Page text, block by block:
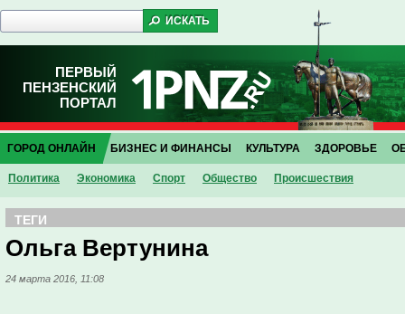
ПЕРВЫЙ
ПЕНЗЕНСКИЙ
ПОРТАЛ
ГОРОД ОНЛАЙН
Политика Экономика Спорт Общество Проиcшествия
БИЗНЕС И ФИНАНСЫ КУЛЬТУРА ЗДОРОВЬЕ
ТЕГИ
Ольга Вертунина
24 марта 2016, 11:08